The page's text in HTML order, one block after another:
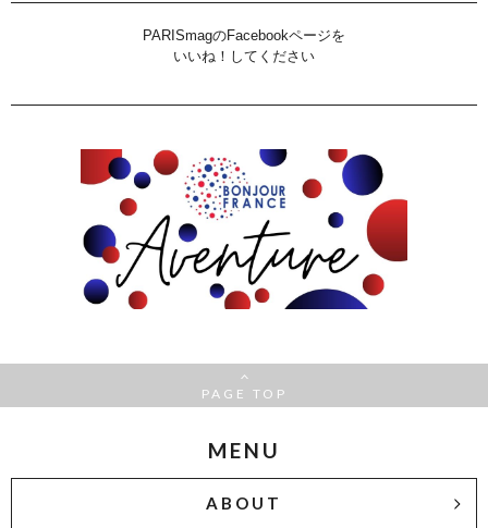
PARISmagのFacebookページを
いいね！してください
PAGE TOP
MENU
ABOUT